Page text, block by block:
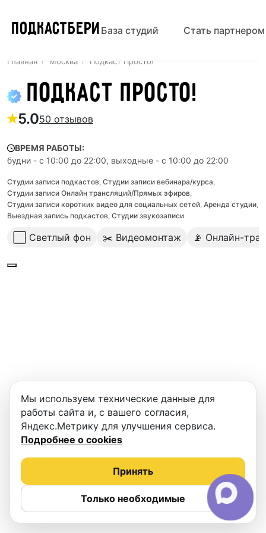
ПОДКАСТБЕРИ База студий Стать партнером
Главная Москва Подкаст Просто!
Подкаст Просто!
5.050 отзывов
ВРЕМЯ РАБОТЫ:
будни - с 10:00 до 22:00, выходные - с 10:00 до 22:00
Студии записи подкастов, Студии записи вебинара/курса,
Студии записи Онлайн трансляций/Прямых эфиров,
Студии записи коротких видео для социальных сетей, Аренда студии,
Выездная запись подкастов, Студии звукозаписи
⬜️ Светлый фон ✂️ Видеомонтаж 📡 Онлайн-
Мы используем технические данные для
работы сайта и, с вашего согласия,
Яндекс.Метрику для улучшения сервиса.
Подробнее о cookies
Только необходимые
Принять